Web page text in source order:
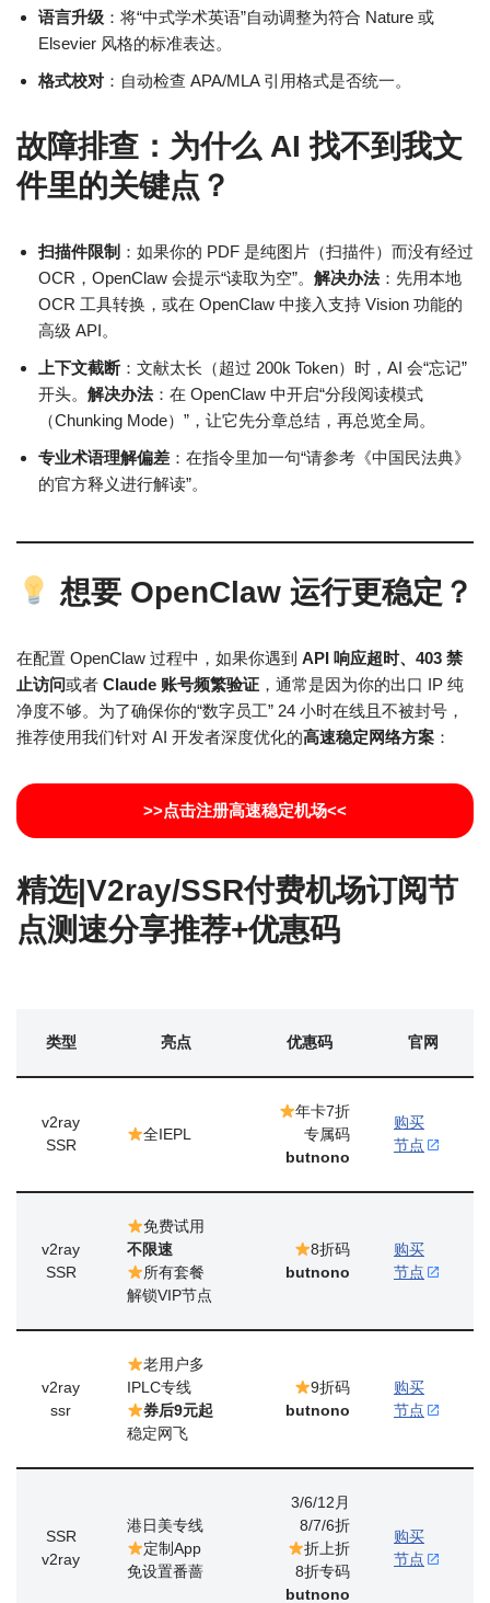
语言升级 ：将“中式学术英语”自动调整为符合 Nature 或
Elsevier 风格的标准表达。
格式校对 ：自动检查 APA/MLA 引用格式是否统一。
故障排查：为什么 AI 找不到我文
件里的关键点？
扫描件限制 ：如果你的 PDF 是纯图片（扫描件）而没有经过
OCR，OpenClaw 会提示“读取为空”。 解决办法：先用本地
OCR 工具转换，或在 OpenClaw 中接入支持 Vision 功能的
高级 API。
上下文截断：文献太长（超过 200k Token）时，AI 会“忘记”
开头。 解决办法：在 OpenClaw 中开启“分段阅读模式
（Chunking Mode）”，让它先分章总结，再总览全局。
专业术语理解偏差 ：在指令里加一句“请参考《中国民法典》
的官方释义进行解读”。
想要 OpenClaw 运行更稳定？
在配置 OpenClaw 过程中，如果你遇到 API 响应超时、403 禁
止访问或者 Claude 账号频繁验证 ，通常是因为你的出口 IP 纯
净度不够。为了确保你的“数字员工” 24 小时在线且不被封号，
推荐使用我们针对 AI 开发者深度优化的高速稳定网络方案 ：
>>点击注册高速稳定机场<<
精选|V2ray/SSR付费机场订阅节
点测速分享推荐+优惠码
类型 亮点 优惠码 官网
v2ray
SSR
全IEPL
年卡7折
专属码
butnono
购买
节点
v2ray
SSR
免费试用
不限速
所有套餐
解锁VIP节点
8折码
butnono
购买
节点
v2ray
ssr
老用户多
IPLC专线
券后9元起
稳定网飞
9折码
butnono
购买
节点
SSR
v2ray
港日美专线
定制App
免设置番蔷
3/6/12月
8/7/6折
折上折
8折专码
butnono
购买
节点